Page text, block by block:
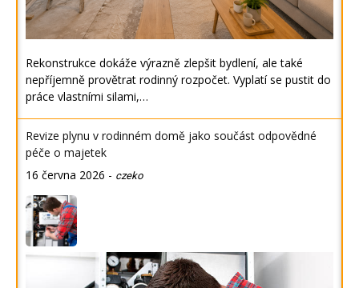
Rekonstrukce dokáže výrazně zlepšit bydlení, ale také
nepříjemně provětrat rodinný rozpočet. Vyplatí se pustit do
práce vlastními silami,…
Revize plynu v rodinném domě jako součást odpovědné
péče o majetek
16 června 2026 - czeko